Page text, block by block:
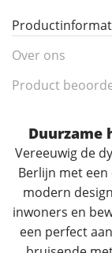
Over ons
Product
Duurzame
Vereeuwig de
Berlijn met
modern
inwoners en
een perfect